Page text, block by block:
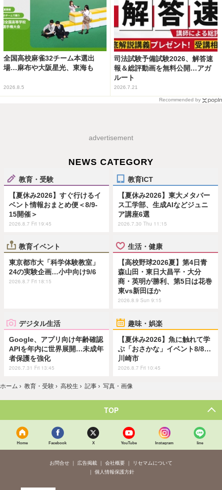
全国高校麻雀32チーム本選出
場…麻布や大阪星光、東海も
2026.8.5
司法試験予備試験2026、解答速
報＆総評動画を無料公開…アガ
ルート
2026.7.21
Recommended by
advertisement
NEWS CATEGORY
教育・受験
【夏休み2026】すぐ行けるイ
ベント情報おまとめ便＜8/9-
15開催＞
2026.8.7 Fri 19:45
教育ICT
【夏休み2026】東大メタバー
ス工学部、生成AIなどジュニ
ア講座6選
2026.7.30 Thu 11:15
教育イベント
東京都市大「科学体験教室」
24の実験企画…小中向け9/6
2026.8.7 Fri 18:15
生活・健康
【高校野球2026夏】第4日青
森山田・東日大昌平・大分
商・英明が勝利、第5日は花巻
東vs新田ほか
2026.8.9 Sun 9:15
デジタル生活
Google、アプリ向け年齢確認
APIを年内に世界展開…未成年
者保護を強化
2026.7.31 Fri 13:45
趣味・娯楽
【夏休み2026】魚に触れて学
ぶ「おさかな」イベント8/8…
川崎市
2026.8.7 Fri 10:45
ホーム › 教育・受験 › 高校生 › 記事 › 写真・画像
TOP
Home Facebook X YouTube Instagram line
お問合せ 広告掲載 会社概要
リセマムについて
個人情報保護方針